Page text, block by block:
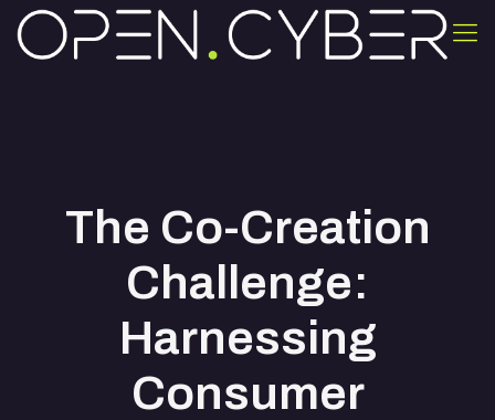
The Co-Creation
Challenge:
Harnessing
Consumer